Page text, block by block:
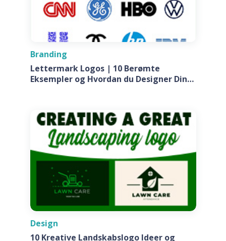
Branding
Lettermark Logos | 10 Berømte
Eksempler og Hvordan du Designer Din
Design
10 Kreative Landskabslogo Ideer og